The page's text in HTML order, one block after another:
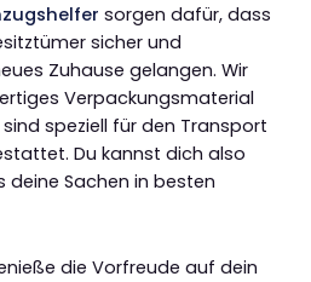
sorgen dafür, dass
sicher und
Zuhause gelangen. Wir
Verpackungsmaterial
speziell für den Transport
Du kannst dich also
Sachen in besten
die Vorfreude auf dein